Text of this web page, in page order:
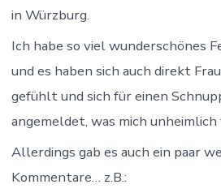
in Würzburg.
Ich habe so viel wunderschönes
und es haben sich auch direkt
gefühlt und sich für einen
angemeldet, was mich
Allerdings gab es auch ein paar
Kommentare… z.B.: